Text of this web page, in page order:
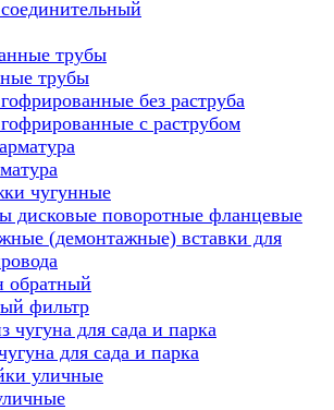
трубы
без раструба
с раструбом
чугунные
дисковые поворотные фланцевые
(демонтажные) вставки для
обратный
фильтр
для сада и парка
уличные